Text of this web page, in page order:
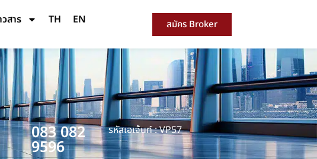
สาร TH EN สมัคร Broker
083 082
9596
รหัสเอเจ้นท์ : VP57